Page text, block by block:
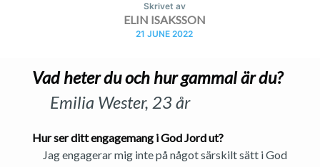
Skrivet av
ELIN ISAKSSON
21 JUNE 2022
Vad heter du och hur gammal är du?
Emilia Wester, 23 år
Hur ser ditt engagemang i God Jord ut?
Jag engagerar mig inte på något särskilt sätt i God